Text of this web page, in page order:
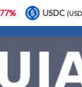
0.999925 0%